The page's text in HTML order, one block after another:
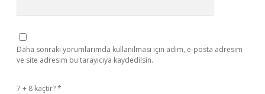
Daha sonraki yorumlarımda kullanılması için adım, e-posta adresim
ve site adresim bu tarayıcıya kaydedilsin.
7 + 8 kaçtır?*